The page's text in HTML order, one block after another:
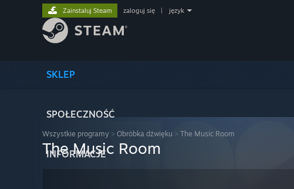
SKLEP
SPOŁECZNOŚĆ
INFORMACJE
Zainstaluj Steam zaloguj się język
Wszystkie programy > Obróbka dźwięku > The Music Room
The Music Room